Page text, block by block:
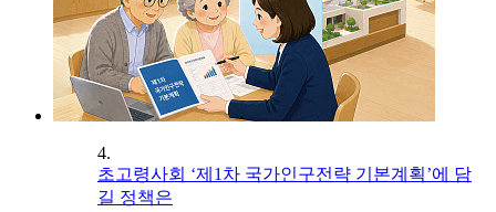
4.
초고령사회 ‘제1차 국가인구전략 기본계획’에 담
길 정책은